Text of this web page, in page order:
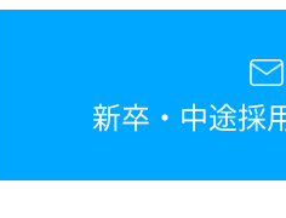
新卒・中途採